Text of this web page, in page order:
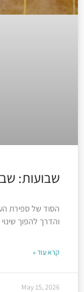
שבועות:
הסוד של ספירת
והדרך להפוך
קרא עוד »
May 15, 2026